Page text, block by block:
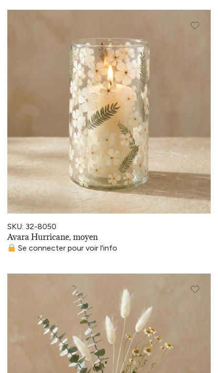
SKU: 32-8050
Avara Hurricane, moyen
Se connecter pour voir l'info